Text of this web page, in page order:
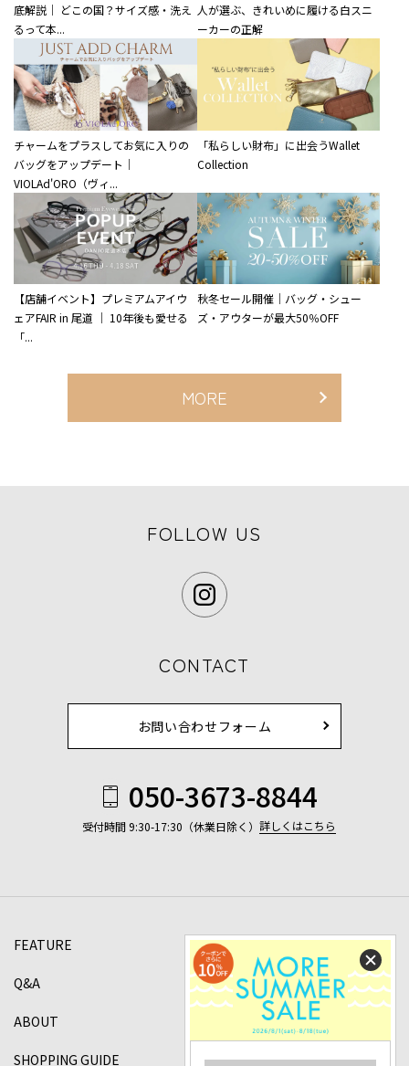
底解説｜ どこの国？サイズ感・洗え
るって本...
人が選ぶ、きれいめに履ける白スニ
ーカーの正解
チャームをプラスしてお気に入りの
バッグをアップデート｜
VIOLAd'ORO（ヴィ...
「私らしい財布」に出会うWallet
Collection
【店舗イベント】プレミアムアイウ
ェアFAIR in 尾道 ｜ 10年後も愛せる
「...
秋冬セール開催｜バッグ・シュー
ズ・アウターが最大50％OFF
MORE
FOLLOW US
CONTACT
お問い合わせフォーム
050-3673-8844
受付時間 9:30-17:30（休業日除く） 詳しくはこちら
FEATURE
Q&A
ABOUT
SHOPPING GUIDE